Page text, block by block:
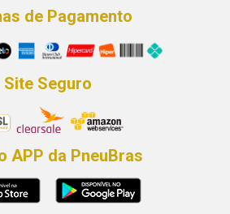
de Pagamento
Site Seguro
APP da PneuBras